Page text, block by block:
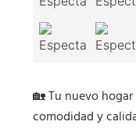
🏡 Tu nuevo
comodidad y